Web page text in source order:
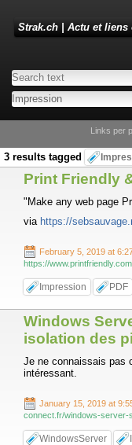
Strak.ch | Actu et liens
Links per
3 results tagged
Print Friendly
"Make any web page
via https://
February 5, 2019 at
https://
Impression PDF
Windows
isolation des
Je ne connaissais pas
intéressant.
January 15, 2019 at
connect.fr/windows-server-
WindowsServer